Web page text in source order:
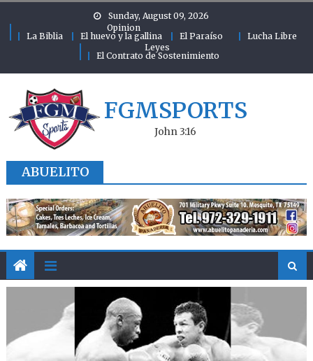
Sunday, August 09, 2026
Opinion
La Biblia
El huevo y la gallina El Paraíso
Lucha Libre
Leyes
El Contrato de Sostenimiento
FGMSPORTS
John 3:16
ABUELITO